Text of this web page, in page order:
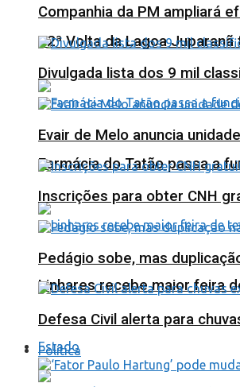
12ª Volta da Lagoa
Farmácia do Tatão passa a
Linhares recebe maior feira
Estado
Companhia da PM ampliará
Divulgada lista dos 9 mil
Evair de Melo anuncia
Inscrições para obter CNH
Pedágio sobe, mas
Defesa Civil alerta para
Política